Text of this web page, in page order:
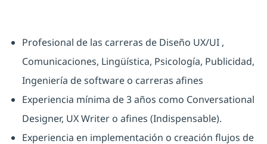
Profesional de las carreras de Diseño UX/UI ,
Comunicaciones, Lingüística, Psicología, Publicidad,
Ingeniería de software o carreras afines
Experiencia mínima de 3 años como Conversational
Designer, UX Writer o afines (Indispensable).
Experiencia en implementación o creación flujos de